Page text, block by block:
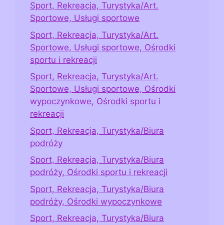
Sport, Rekreacja, Turystyka/Art.
Sportowe, Usługi sportowe
Sport, Rekreacja, Turystyka/Art.
Sportowe, Usługi sportowe, Ośrodki
sportu i rekreacji
Sport, Rekreacja, Turystyka/Art.
Sportowe, Usługi sportowe, Ośrodki
wypoczynkowe, Ośrodki sportu i
rekreacji
Sport, Rekreacja, Turystyka/Biura
podróży
Sport, Rekreacja, Turystyka/Biura
podróży, Ośrodki sportu i rekreacji
Sport, Rekreacja, Turystyka/Biura
podróży, Ośrodki wypoczynkowe
Sport, Rekreacja, Turystyka/Biura